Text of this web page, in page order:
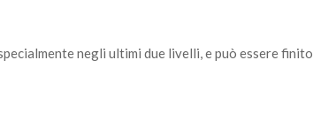
negli ultimi due livelli, e può essere finito